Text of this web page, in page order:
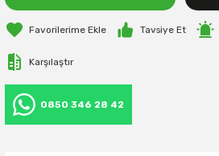
Tavsiye Et
Karşılaştır
0850 346 28 42